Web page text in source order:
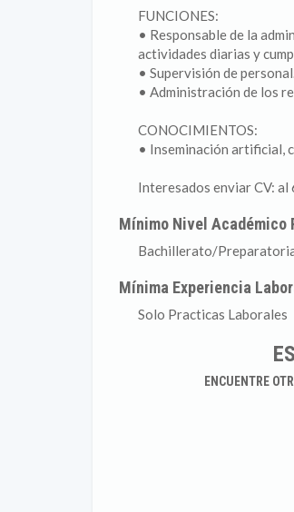
FUNCIONES:
• Responsable de la
actividades diarias y
• Supervisión de
• Administración de los
CONOCIMIENTOS:
• Inseminación artificial,
Interesados enviar CV:
Mínimo Nivel Académico
Bachillerato/
Mínima Experiencia
Solo Practicas Laborales
ENCUENTRE